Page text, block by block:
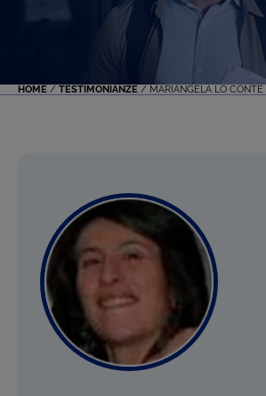
HOME / TESTIMONIANZE / MARIANGELA LO CONTE